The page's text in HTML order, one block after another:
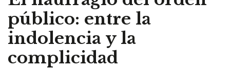
público: entre la
indolencia y la
complicidad